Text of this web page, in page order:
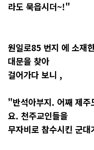
라도 묵읍시더~!"
원일로85 번지 에 소재
대문을 찾아
걸어가다 보니 ,
"반석아부지. 어째 제주
요. 천주교인들을
무자비로 참수시킨 군